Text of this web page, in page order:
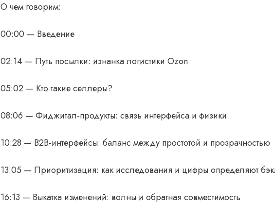
О чем говорим:
00:00 — Введение
02:14 — Путь посылки: изнанка логистики Ozon
05:02 — Кто такие селлеры?
08:06 — Фиджитал-продукты: связь интерфейса и физики
10:28 — B2B-интерфейсы: баланс между простотой и прозрачностью
13:05 — Приоритизация: как исследования и цифры определяют
16:13 — Выкатка изменений: волны и обратная совместимость